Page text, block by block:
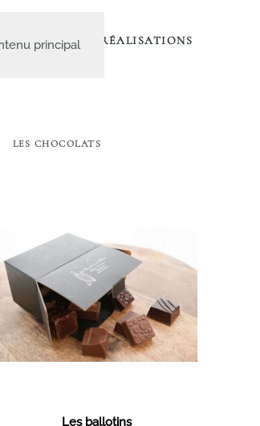
principalNOS RÉALISATIONS
LES CHOCOLATS
Les ballotins